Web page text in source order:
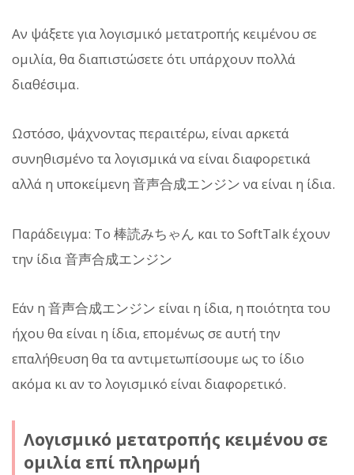
Αν ψάξετε για λογισμικό μετατροπής κειμένου σε
ομιλία, θα διαπιστώσετε ότι υπάρχουν πολλά
διαθέσιμα.
Ωστόσο, ψάχνοντας περαιτέρω, είναι αρκετά
συνηθισμένο τα λογισμικά να είναι διαφορετικά
αλλά η υποκείμενη 音声合成エンジン να είναι η ίδια.
Παράδειγμα: Το 棒読みちゃん και το SoftTalk έχουν
την ίδια 音声合成エンジン
Εάν η 音声合成エンジン είναι η ίδια, η ποιότητα του
ήχου θα είναι η ίδια, επομένως σε αυτή την
επαλήθευση θα τα αντιμετωπίσουμε ως το ίδιο
ακόμα κι αν το λογισμικό είναι διαφορετικό.
Λογισμικό μετατροπής κειμένου σε
ομιλία επί πληρωμή